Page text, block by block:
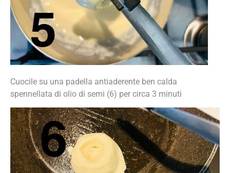
Cuocile su una padella antiaderente ben calda
spennellata di olio di semi (6) per circa 3 minuti